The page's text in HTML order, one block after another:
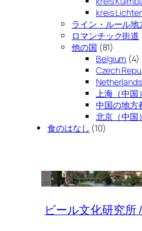
kreis
ライン・ルール
ロマンチック街道
他の国 (81)
Belgium (4)
Czech
Netherlands
上海（中国）
中国の地方
北京（中国）
食のはなし (10)
ビール文化研究